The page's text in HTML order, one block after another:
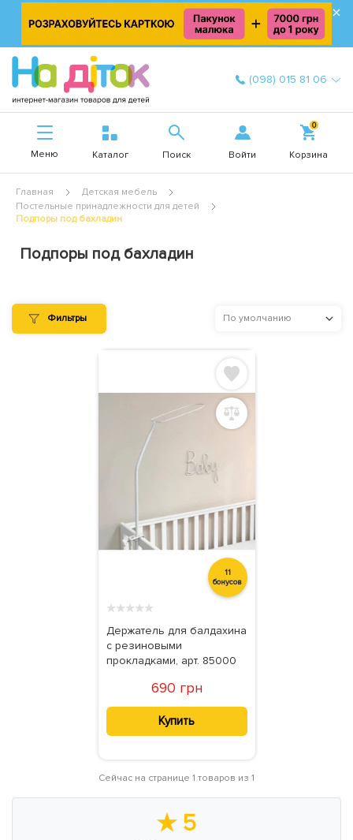
×
(098) 015 81 06
Меню Каталог Поиск Войти
0
Корзина
Главная
Детская мебель
Постельные принадлежности для детей
Подпоры под бахладин
Подпоры под бахладин
Фильтры По умолчанию
11
бонусов
★★★★★
Держатель для балдахина
с резиновыми
прокладками, арт. 85000
690 грн
Купить
Сейчас на странице 1 товаров из 1
★ 5